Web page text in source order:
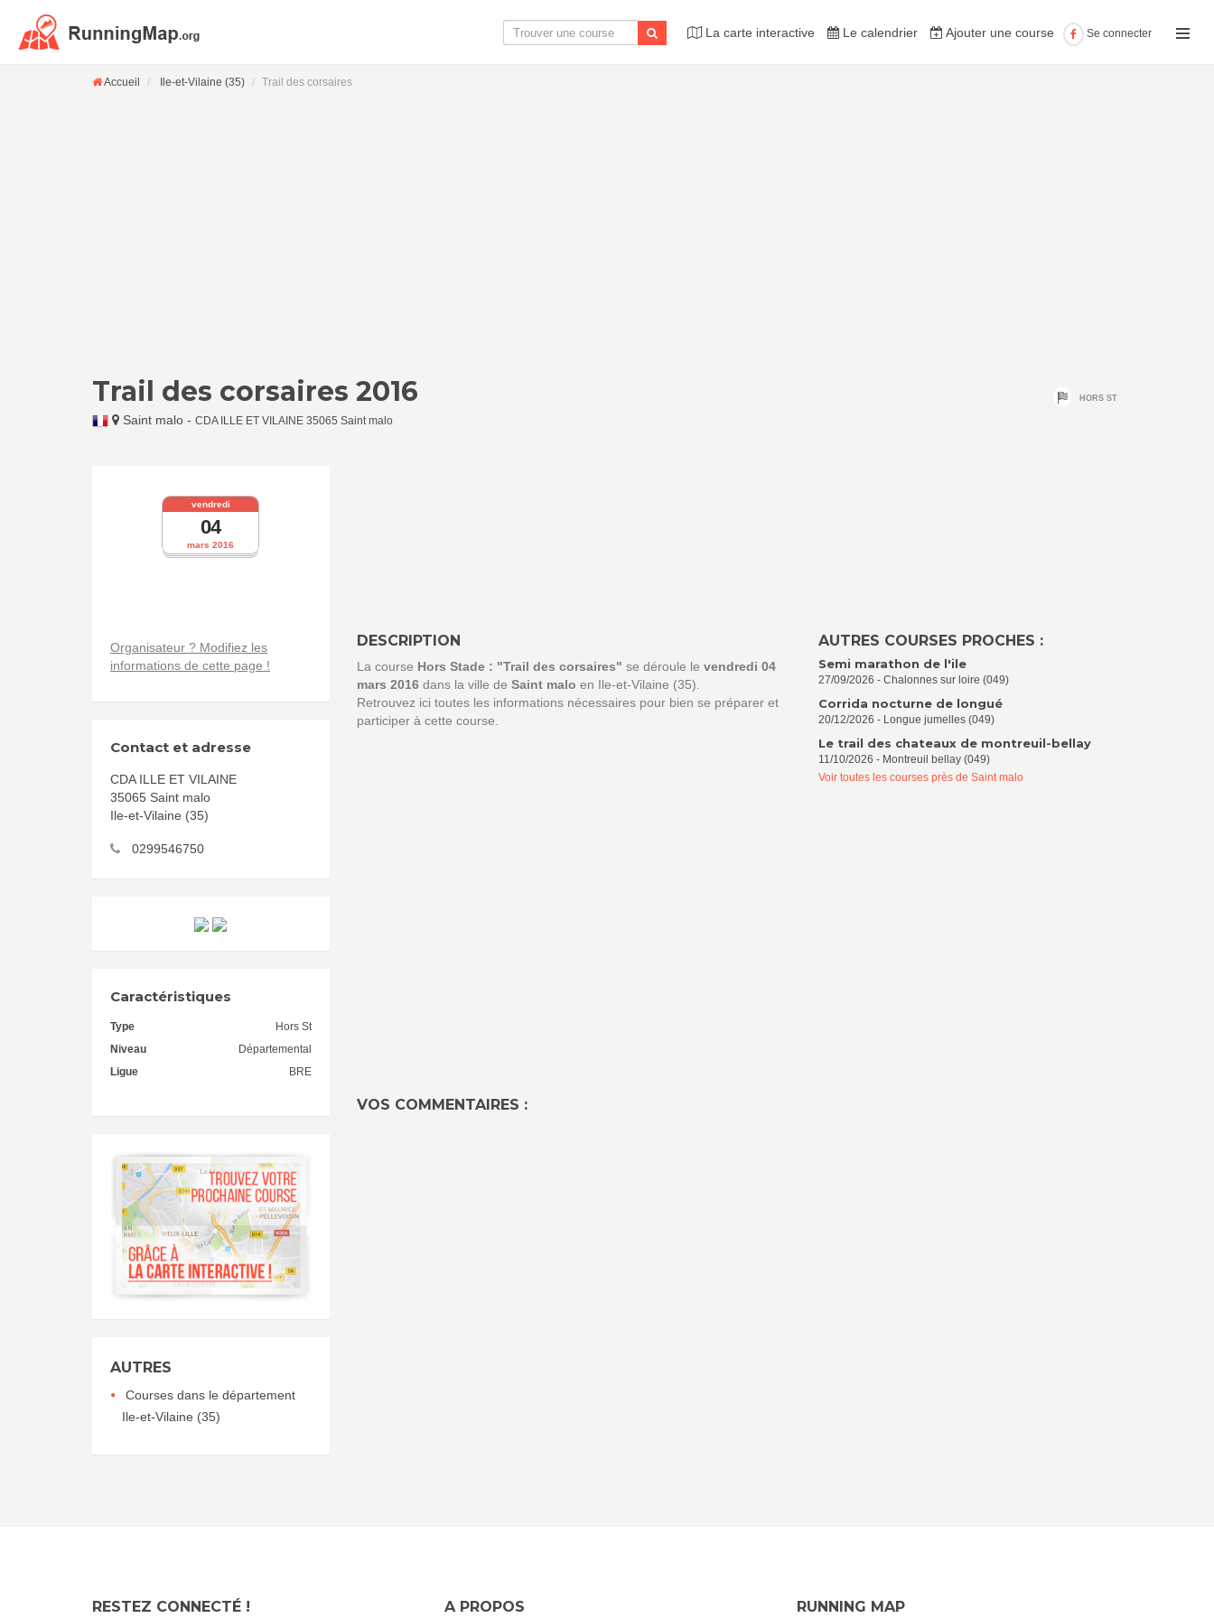
La carte interactive Le calendrier Ajouter une course Se connecter
Accueil Ile-et-Vilaine (35) Trail des corsaires
Trail des corsaires 2016
Saint malo - CDA ILLE ET VILAINE 35065 Saint malo
HORS ST
mars 2016
vendredi
04
Organisateur ? Modifiez les
informations de cette page !
Contact et adresse
CDA ILLE ET VILAINE
35065 Saint malo
Ile-et-Vilaine (35)
0299546750
Caractéristiques
Type
Hors St
Niveau
Départemental
Ligue
BRE
AUTRES
Courses dans le département
Ile-et-Vilaine (35)
DESCRIPTION
La course Hors Stade : "Trail des corsaires" se déroule le vendredi 04
mars 2016dans la ville de Saint malo en Ile-et-Vilaine (35).
Retrouvez ici toutes les informations nécessaires pour bien se préparer et
participer à cette course.
AUTRES COURSES PROCHES :
Semi marathon de l'ile
27/09/2026 - Chalonnes sur loire (049)
Corrida nocturne de longué
20/12/2026 - Longue jumelles (049)
Le trail des chateaux de montreuil-bellay
11/10/2026 - Montreuil bellay (049)
Voir toutes les courses près de Saint malo
VOS COMMENTAIRES :
RESTEZ CONNECTÉ ! A PROPOS RUNNING MAP